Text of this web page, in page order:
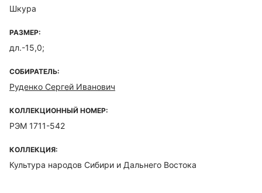
Шкура
РАЗМЕР:
дл.-15,0;
СОБИРАТЕЛЬ:
Руденко Сергей Иванович
КОЛЛЕКЦИОННЫЙ НОМЕР:
РЭМ 1711-542
КОЛЛЕКЦИЯ:
Культура народов Сибири и Дальнего Востока